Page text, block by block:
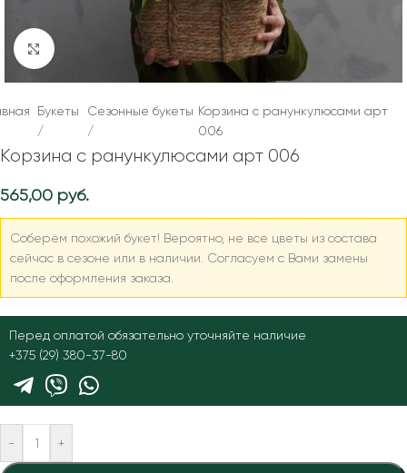
Нажмите, чтобы увеличить
Букеты
/
Сезонные букеты
/
Корзина с ранункулюсами арт
006
Корзина с ранункулюсами арт 006
565,00 руб.
Соберём похожий букет! Вероятно, не все цветы из состава
сейчас в сезоне или в наличии. Согласуем с Вами замены
после оформления заказа.
Перед оплатой обязательно уточняйте наличие
+375 (29) 380-37-80
- +